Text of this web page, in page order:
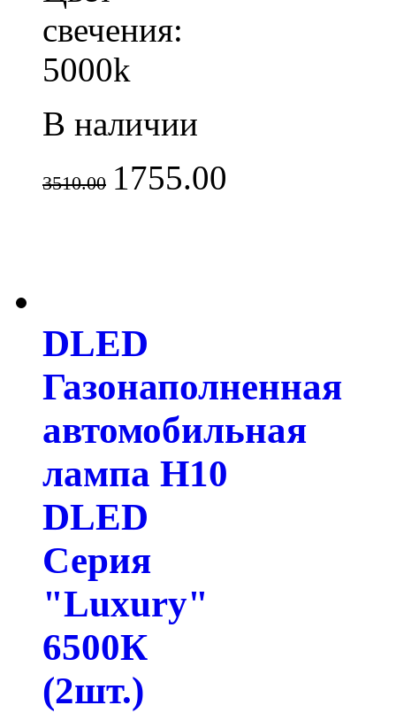
свечения:
5000k
В наличии
3510.00 1755.00
DLED
Газонаполненная
автомобильная
лампа H10
DLED
Серия
"Luxury"
6500К
(2шт.)